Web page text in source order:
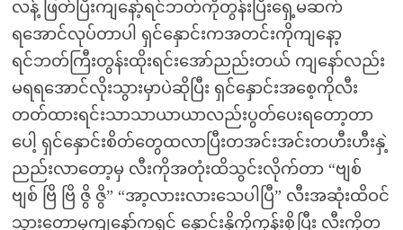
လန့် ဖြတ်ပြီးကျနော့်ရင်ဘတ်ကိုတွန်းပြီးရှေ့မဆက်
ရအောင်လုပ်တာပါ ရှင်နှောင်းကအတင်းကိုကျနော့
ရင်ဘတ်ကြီးတွန်းထိုးရင်းအော်ညည်းတယ် ကျနော်လည်း
မရရအောင်လိုးသွားမှာပဲဆိုပြီး ရှင်နှောင်းအစေ့ကိုလီး
တတ်ထားရင်းသာသာယာယာလည်းပွတ်ပေးရတော့တာ
ပေါ့ ရှင်နှောင်းစိတ်တွေထလာပြီးတအင်းအင်းတဟီးဟီးနှဲ့
ညည်းလာတော့မှ လီးကိုအတုံးထိသွင်းလိုက်တာ “ဗျစ်
ဗျစ် ဗြိ ဗြိ ဇွိ ဇွိ” “အာ့လားးလားသေပါပြီ” လီးအဆုံးထိဝင်
သွားတော့မှကျနော်ကရှင် နှောင်းနို့ကိုကုန်းစို့ပြီး လီးကိုတ